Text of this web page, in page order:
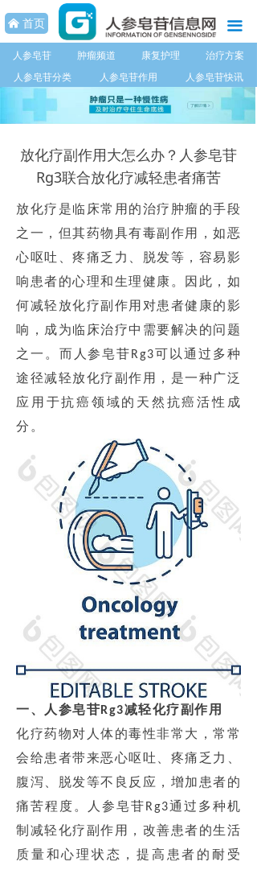
낀 首页 끀
首页
人参皂苷专题
肿瘤频道
康复护理
治疗方案
饮食调理
健康快讯
每日养生
人参皂苷系列产品
联系我们
人参皂苷 肿瘤频道 康复护理
治疗方案
人参皂苷分类
人参皂苷作用 人参皂苷快讯
放化疗副作用大怎么办？人参皂苷
Rg3联合放化疗减轻患者痛苦
放化疗是临床常用的治疗肿瘤的手段
之一，但其药物具有毒副作用，如恶
心呕吐、疼痛乏力、脱发等，容易影
响患者的心理和生理健康。因此，如
何减轻放化疗副作用对患者健康的影
响，成为临床治疗中需要解决的问题
之一。而人参皂苷 Rg3可以通过多种
途径减轻放化疗副作用，是一种广泛
应用于抗癌领域的天然抗癌活性成
分。
一、人参皂苷 Rg3减轻化疗副作用
化疗药物对人体的毒性非常大，常常
会给患者带来恶心呕吐、疼痛乏力、
腹泻、脱发等不良反应，增加患者的
痛苦程度。人参皂苷 Rg3通过多种机
制减轻化疗副作用，改善患者的生活
质量和心理状态，提高患者的耐受